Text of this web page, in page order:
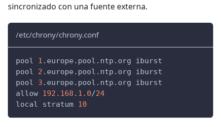
sincronizado con una fuente externa.
/etc/chrony/chrony.conf
pool 1 . europe . pool . ntp . org iburst
pool 2 . europe . pool . ntp . org iburst
pool 3 . europe . pool . ntp . org iburst
allow 192.168 . 1.0/24
local stratum 10